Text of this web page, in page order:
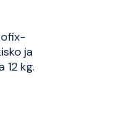
ja
kg.